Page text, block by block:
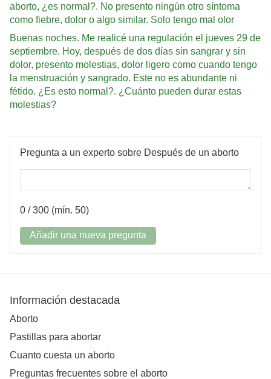
aborto, ¿es normal?. No presento ningún otro síntoma
como fiebre, dolor o algo similar. Solo tengo mal olor
Buenas noches. Me realicé una regulación el jueves 29 de
septiembre. Hoy, después de dos días sin sangrar y sin
dolor, presento molestias, dolor ligero como cuando tengo
la menstruación y sangrado. Este no es abundante ni
fétido. ¿Es esto normal?. ¿Cuánto pueden durar estas
molestias?
Pregunta a un experto sobre Después de un aborto
0 / 300 (mín. 50)
Añadir una nueva pregunta
Información destacada
Aborto
Pastillas para abortar
Cuanto cuesta un aborto
Preguntas frecuentes sobre el aborto